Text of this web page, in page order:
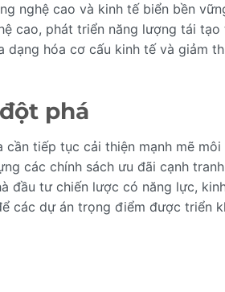
nghệ cao và kinh tế biển bền
cao, phát triển năng lượng tái
hóa cơ cấu kinh tế và giảm
phá
cần tiếp tục cải thiện mạnh mẽ
các chính sách ưu đãi cạnh
đầu tư chiến lược có năng lực,
các dự án trọng điểm được triển